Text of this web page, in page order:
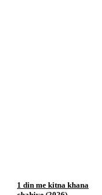
1 din me kitna khana